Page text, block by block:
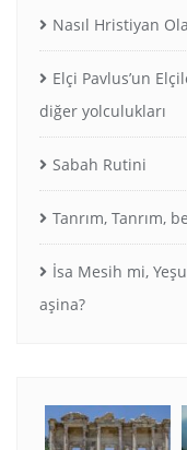
Nasıl Hristiyan
Elçi Pavlus’un
diğer yolculukları
Sabah Rutini
Tanrım, Tanrım,
İsa Mesih mi,
aşina?